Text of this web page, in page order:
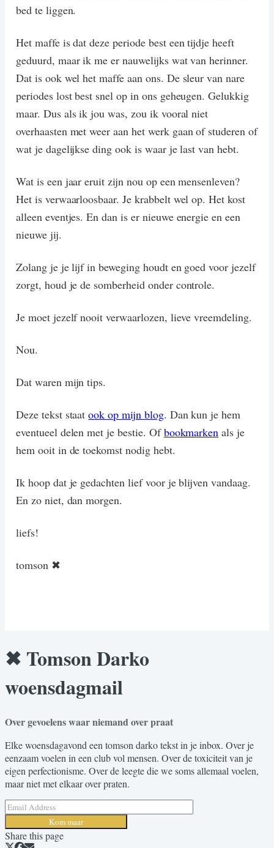
bed te liggen.
Het maffe is dat deze periode best een tijdje heeft
geduurd, maar ik me er nauwelijks wat van herinner.
Dat is ook wel het maffe aan ons. De sleur van nare
periodes lost best snel op in ons geheugen. Gelukkig
maar. Dus als ik jou was, zou ik vooral niet
overhaasten met weer aan het werk gaan of studeren of
wat je dagelijkse ding ook is waar je last van hebt.
Wat is een jaar eruit zijn nou op een mensenleven?
Het is verwaarloosbaar. Je krabbelt wel op. Het kost
alleen eventjes. En dan is er nieuwe energie en een
nieuwe jij.
Zolang je je lijf in beweging houdt en goed voor jezelf
zorgt, houd je de somberheid onder controle.
Je moet jezelf nooit verwaarlozen, lieve vreemdeling.
Nou.
Dat waren mijn tips.
Deze tekst staatook op mijn blog. Dan kun je hem
eventueel delen met je bestie. Ofbookmarken als je
hem ooit in de toekomst nodig hebt.
Ik hoop dat je gedachten lief voor je blijven vandaag.
En zo niet, dan morgen.
liefs!
tomson ✖
✖ Tomson Darko
woensdagmail
Over gevoelens waar niemand over praat
Elke woensdagavond een tomson darko tekst in je inbox. Over je
eenzaam voelen in een club vol mensen. Over de toxiciteit van je
eigen perfectionisme. Over de leegte die we soms allemaal voelen,
maar niet met elkaar over praten.
Kom maar
Share this page